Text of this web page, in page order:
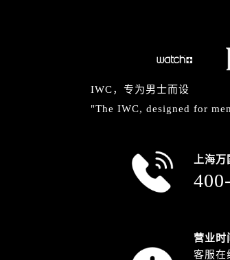
IWC，专为男士而设
"The IWC, designed for
上海
营业时
客服在